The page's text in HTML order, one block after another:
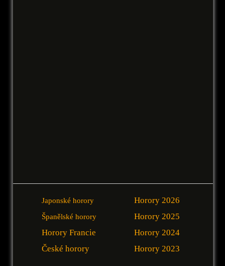
Japonské horory
Španělské horory
Horory Francie
České horory
Horory 2026
Horory 2025
Horory 2024
Horory 2023